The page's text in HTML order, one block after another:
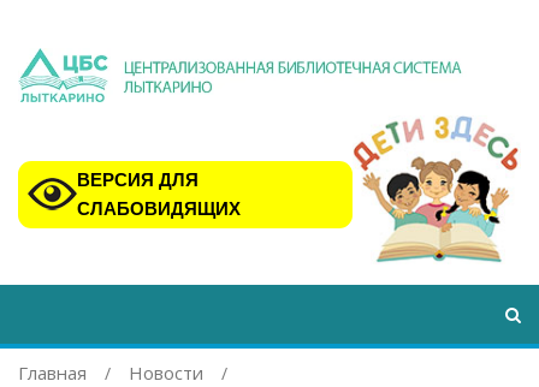
ВЕРСИЯ ДЛЯ
СЛАБОВИДЯЩИХ
Главная
Новости